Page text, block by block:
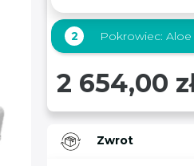
2 Pokrowiec: Aloe
2 654,00
Zwrot